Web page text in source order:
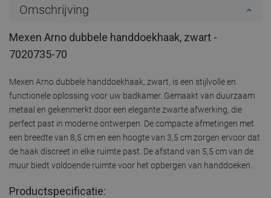
Omschrijving
Mexen Arno dubbele handdoekhaak, zwart -
7020735-70
Mexen Arno dubbele handdoekhaak, zwart, is een stijlvolle en
functionele oplossing voor uw badkamer. Gemaakt van duurzaam
metaal en gekenmerkt door een elegante zwarte afwerking, die
perfect past in moderne ontwerpen. De compacte afmetingen met
een breedte van 8,5 cm en een hoogte van 3,5 cm zorgen ervoor dat
de haak discreet in elke ruimte past. De afstand van 5,5 cm van de
muur biedt voldoende ruimte voor het opbergen van handdoeken.
Productspecificatie: